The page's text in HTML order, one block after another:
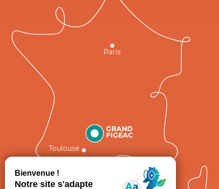
GRAND
FIGEAC
Toulouse
Paris